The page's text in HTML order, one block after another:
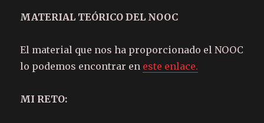
MATERIAL TEÓRICO DEL NOOC
El material que nos ha proporcionado el NOOC
lo podemos encontrar en este enlace.
MI RETO: